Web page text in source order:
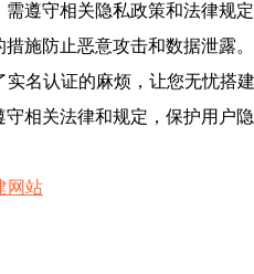
遵守相关隐私政策和法律规
施防止恶意攻击和数据泄露。
名认证的麻烦，让您无忧搭
相关法律和规定，保护用户隐
网站